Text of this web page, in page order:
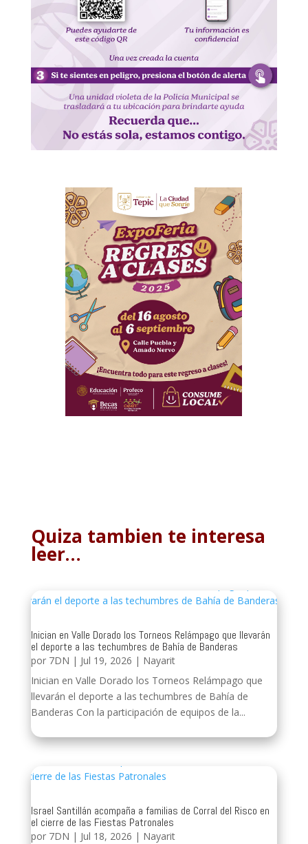
Quiza tambien te interesa
leer…
Inician en Valle Dorado los Torneos Relámpago que llevarán
el deporte a las techumbres de Bahía de Banderas
por 7DN | Jul 19, 2026 | Nayarit
Inician en Valle Dorado los Torneos Relámpago que
llevarán el deporte a las techumbres de Bahía de
Banderas Con la participación de equipos de la...
Israel Santillán acompaña a familias de Corral del Risco en
el cierre de las Fiestas Patronales
por 7DN | Jul 18, 2026 | Nayarit